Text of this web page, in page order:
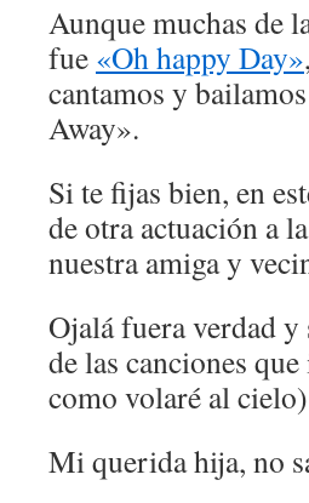
Aunque muchas de
fue «Oh happy Day»
cantamos y
Away».
Si te fijas bien, en
de otra actuación a
nuestra amiga y
Ojalá fuera verdad
de las canciones
como volaré al
Mi querida hija, no